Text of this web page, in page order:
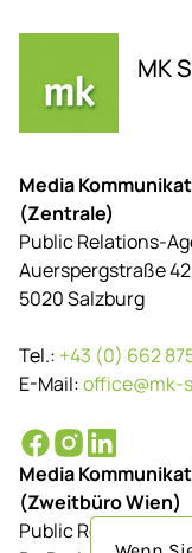
MK
Media
(Zentrale)
Public Relations-
Auerspergstraße 42
5020 Salzburg
Tel.: +43 (0) 662
E-Mail:office@mk-
Media
(Zweitbüro Wien)
Public Relations-